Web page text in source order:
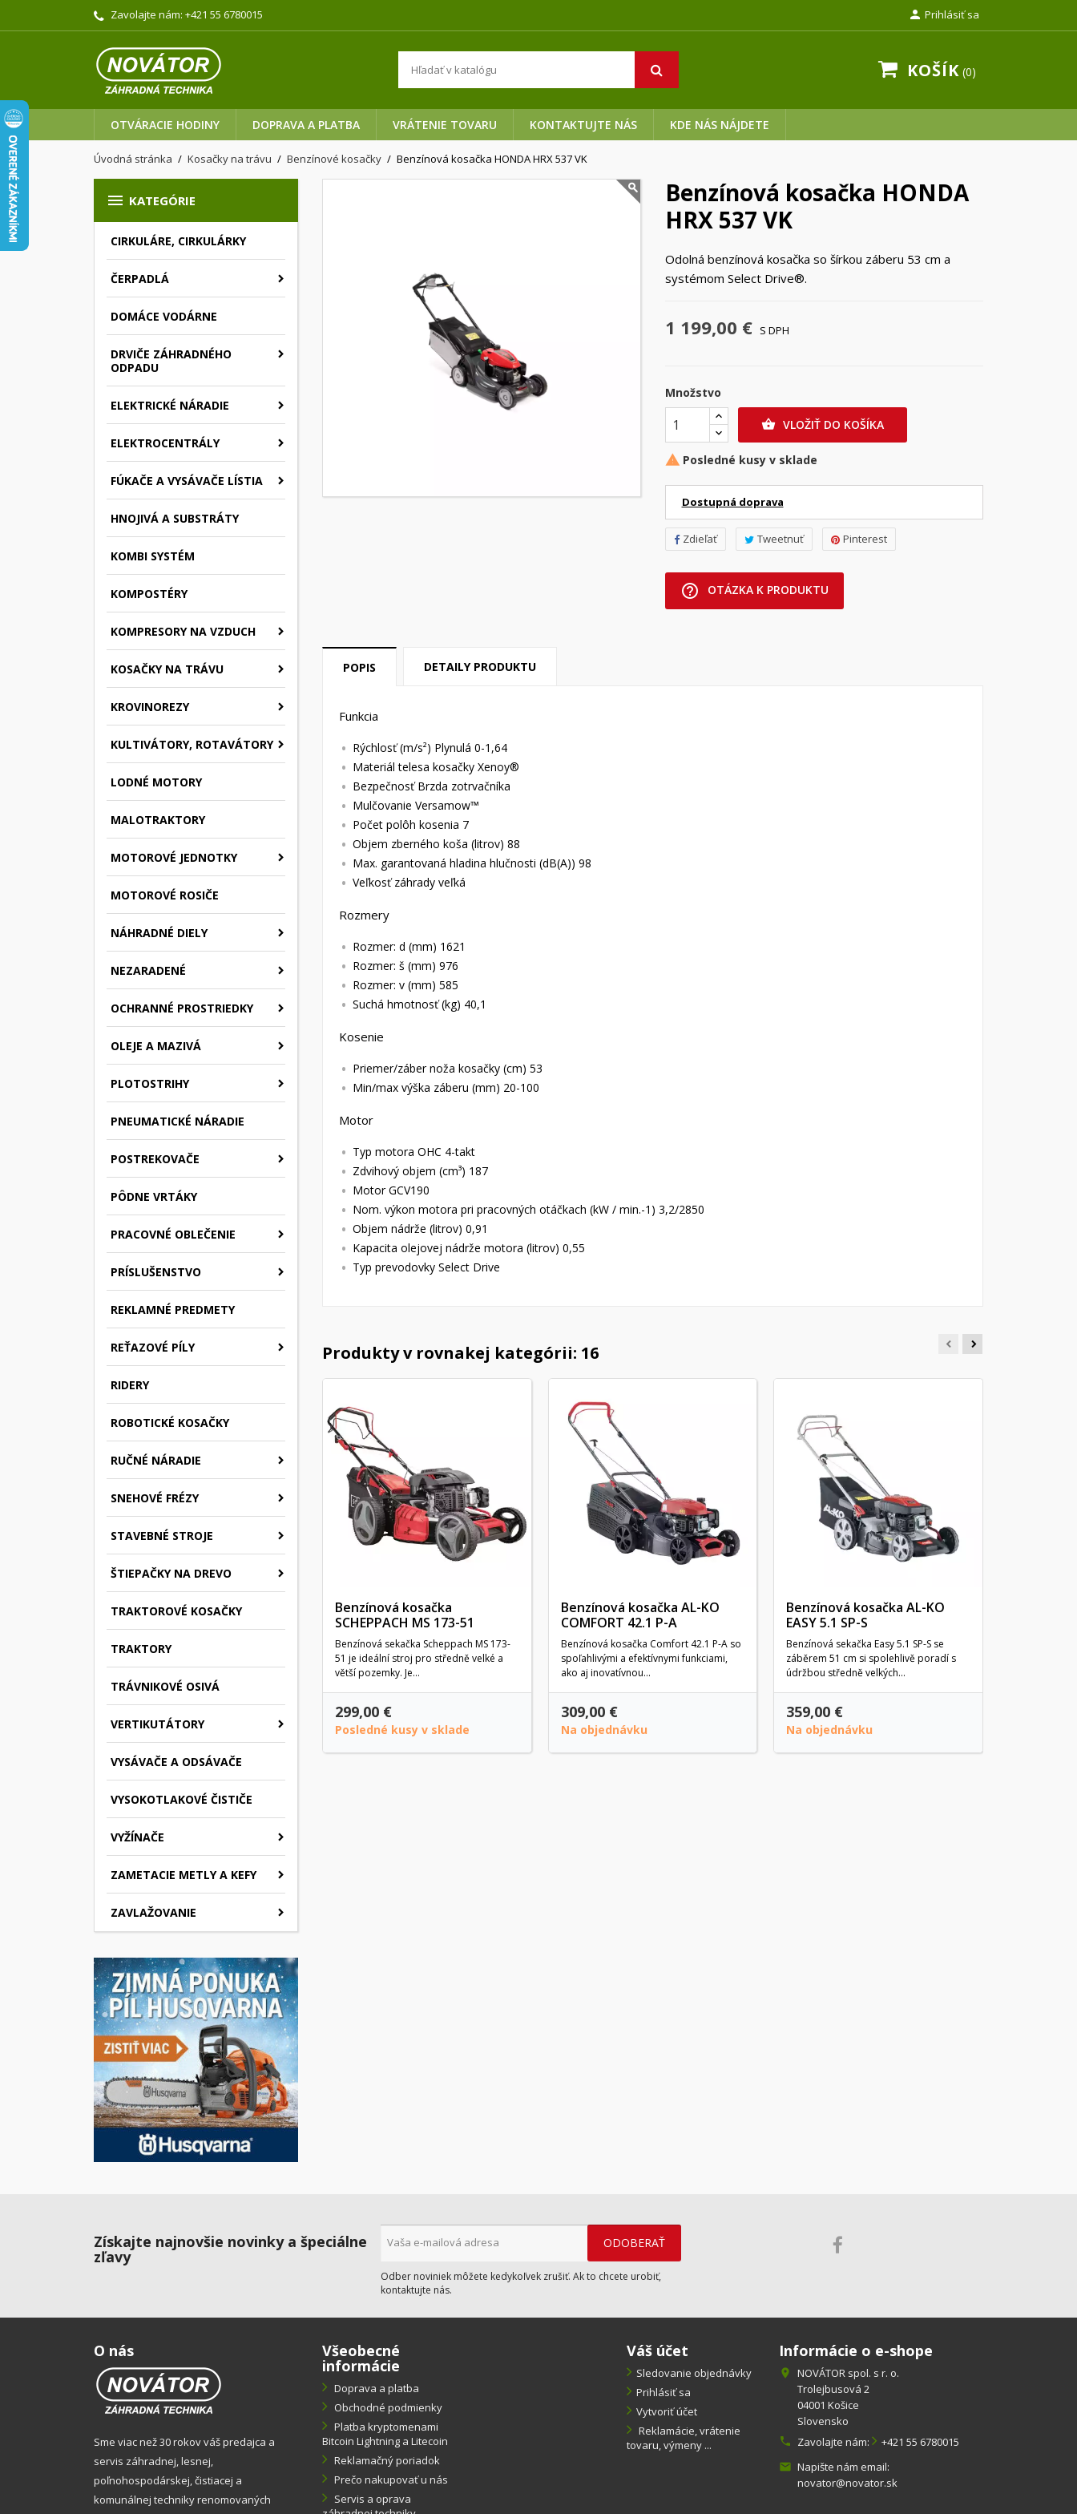
Zavolajte nám: +421 55 6780015  Prihlásiť sa
KOŠÍK 0
OTVÁRACIE HODINY DOPRAVA A PLATBA VRÁTENIE TOVARU KONTAKTUJTE NÁS KDE NÁS NÁJDETE
Úvodná stránka Kosačky na trávu Benzínové kosačky Benzínová kosačka HONDA HRX 537 VK
 KATEGÓRIE
CIRKULÁRE, CIRKULÁRKY
ČERPADLÁ
DOMÁCE VODÁRNE
DRVIČE ZÁHRADNÉHO
ODPADU
ELEKTRICKÉ NÁRADIE
ELEKTROCENTRÁLY
FÚKAČE A VYSÁVAČE LÍSTIA
HNOJIVÁ A SUBSTRÁTY
KOMBI SYSTÉM
KOMPOSTÉRY
KOMPRESORY NA VZDUCH
KOSAČKY NA TRÁVU
KROVINOREZY
KULTIVÁTORY, ROTAVÁTORY
LODNÉ MOTORY
MALOTRAKTORY
MOTOROVÉ JEDNOTKY
MOTOROVÉ ROSIČE
NÁHRADNÉ DIELY
NEZARADENÉ
OCHRANNÉ PROSTRIEDKY
OLEJE A MAZIVÁ
PLOTOSTRIHY
PNEUMATICKÉ NÁRADIE
POSTREKOVAČE
PÔDNE VRTÁKY
PRACOVNÉ OBLEČENIE
PRÍSLUŠENSTVO
REKLAMNÉ PREDMETY
REŤAZOVÉ PÍLY
RIDERY
ROBOTICKÉ KOSAČKY
RUČNÉ NÁRADIE
SNEHOVÉ FRÉZY
STAVEBNÉ STROJE
ŠTIEPAČKY NA DREVO
TRAKTOROVÉ KOSAČKY
TRAKTORY
TRÁVNIKOVÉ OSIVÁ
VERTIKUTÁTORY
VYSÁVAČE A ODSÁVAČE
VYSOKOTLAKOVÉ ČISTIČE
VYŽÍNAČE
ZAMETACIE METLY A KEFY
ZAVLAŽOVANIE
Benzínová kosačka HONDA
HRX 537 VK
Odolná benzínová kosačka so šírkou záberu 53 cm a
systémom Select Drive®.
1 199,00 € S DPH
Množstvo
 VLOŽIŤ DO KOŠÍKA
 Posledné kusy v sklade
Dostupná doprava
Zdieľať Tweetnuť Pinterest
help_outline OTÁZKA K PRODUKTU
POPIS DETAILY PRODUKTU
Funkcia
Rýchlosť (m/s²) Plynulá 0-1,64
Materiál telesa kosačky Xenoy®
Bezpečnosť Brzda zotrvačníka
Mulčovanie Versamow™
Počet polôh kosenia 7
Objem zberného koša (litrov) 88
Max. garantovaná hladina hlučnosti (dB(A)) 98
Veľkosť záhrady veľká
Rozmery
Rozmer: d (mm) 1621
Rozmer: š (mm) 976
Rozmer: v (mm) 585
Suchá hmotnosť (kg) 40,1
Kosenie
Priemer/záber noža kosačky (cm) 53
Min/max výška záberu (mm) 20-100
Motor
Typ motora OHC 4-takt
Zdvihový objem (cm³) 187
Motor GCV190
Nom. výkon motora pri pracovných otáčkach (kW / min.-1) 3,2/2850
Objem nádrže (litrov) 0,91
Kapacita olejovej nádrže motora (litrov) 0,55
Typ prevodovky Select Drive
Produkty v rovnakej kategórii: 16
Benzínová kosačka
SCHEPPACH MS 173-51
Benzínová sekačka Scheppach MS 173-
51 je ideální stroj pro středně velké a
větší pozemky. Je...
299,00 €
Posledné kusy v sklade
Benzínová kosačka AL-KO
COMFORT 42.1 P-A
Benzínová kosačka Comfort 42.1 P-A so
spoľahlivými a efektívnymi funkciami,
ako aj inovatívnou...
309,00 €
Na objednávku
Benzínová kosačka AL-KO
EASY 5.1 SP-S
Benzínová sekačka Easy 5.1 SP-S se
záběrem 51 cm si spolehlivě poradí s
údržbou středně velkých...
359,00 €
Na objednávku
Získajte najnovšie novinky a špeciálne
zľavy
Odber noviniek môžete kedykoľvek zrušiť. Ak to chcete urobiť,
kontaktujte nás.
O nás
Sme viac než 30 rokov váš predajca a
servis záhradnej, lesnej,
poľnohospodárskej, čistiacej a
komunálnej techniky renomovaných
Všeobecné
informácie
Doprava a platba
Obchodné podmienky
Platba kryptomenami
Bitcoin Lightning a Litecoin
Reklamačný poriadok
Prečo nakupovať u nás
Servis a oprava
Váš účet
Sledovanie objednávky
Prihlásiť sa
Vytvoriť účet
Reklamácie, vrátenie
tovaru, výmeny ...
Informácie o e-shope

NOVÁTOR spol. s r. o.
Trolejbusová 2
04001 Košice
Slovensko
 Zavolajte nám: +421 55 6780015
 Napište nám email:
novator@novator.sk